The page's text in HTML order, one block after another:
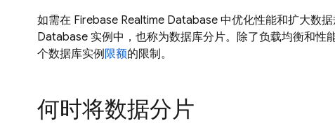
如需在 Firebase Realtime Database 中优化性能和扩大数
Database 实例中，也称为数据库分片。除了负载均衡和性
个数据库实例 限额的限制。
何时将数据分片